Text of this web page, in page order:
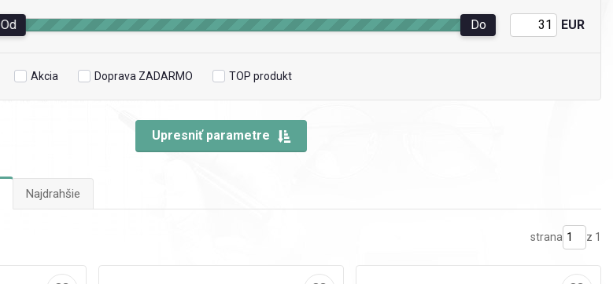
Upresniť parametre
Od Do EUR
Akcia Doprava ZADARMO TOP produkt
Najdrahšie
strana z 1